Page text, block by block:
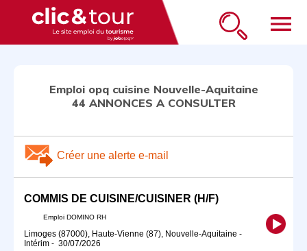
menu
Emploi opq cuisine Nouvelle-Aquitaine
44 ANNONCES A CONSULTER
Créer une alerte e-mail
COMMIS DE CUISINE/CUISINER (H/F)
Emploi DOMINO RH
Limoges (87000), Haute-Vienne (87), Nouvelle-Aquitaine -
Intérim - 30/07/2026